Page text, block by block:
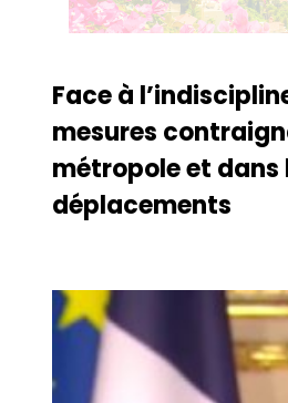
Face à
mesures
métropole et dans
déplacements